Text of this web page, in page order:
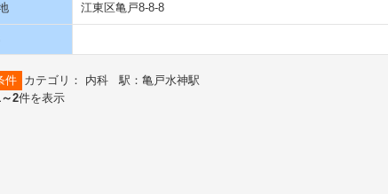
江東区亀戸8-8-8
件 カテゴリ： 内科 駅：亀戸水神駅
2件を表示